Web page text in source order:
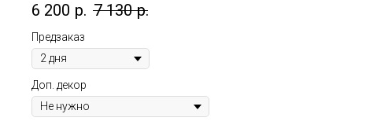
6 200 р. 7 130 р.
Предзаказ
Доп. декор